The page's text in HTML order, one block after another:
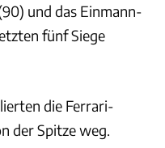
und das Einmann-
fünf Siege
die Ferrari-
der Spitze weg.